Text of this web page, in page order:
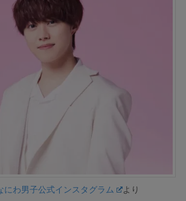
にわ男子公式インスタグラム より